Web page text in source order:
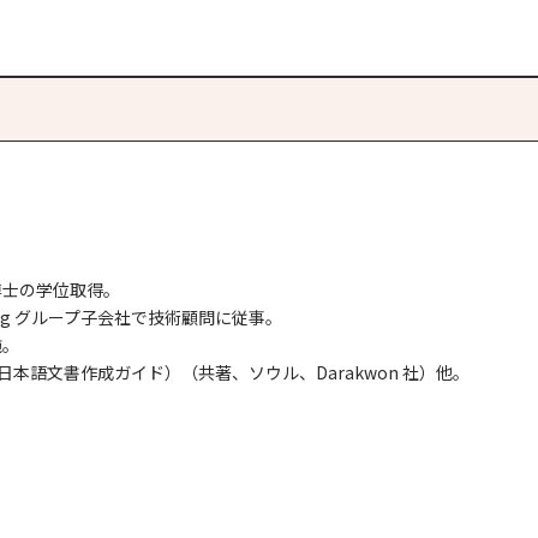
の学位取得。
ループ子会社で技術顧問に従事。
語文書作成ガイド）（共著、ソウル、Darakwon 社）他。